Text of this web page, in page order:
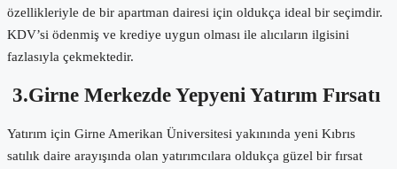
özellikleriyle de bir apartman dairesi için oldukça ideal bir seçimdir.
KDV’si ödenmiş ve krediye uygun olması ile alıcıların ilgisini
fazlasıyla çekmektedir.
3.Girne Merkezde Yepyeni Yatırım Fırsatı
Yatırım için Girne Amerikan Üniversitesi yakınında yeni Kıbrıs
satılık daire arayışında olan yatırımcılara oldukça güzel bir fırsat